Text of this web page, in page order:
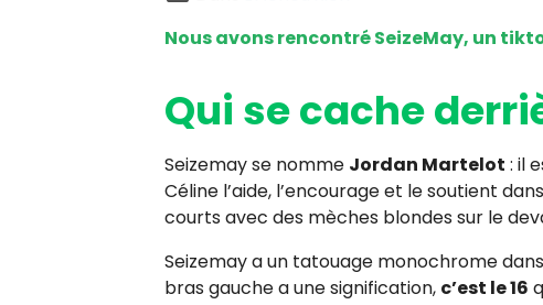
Nous avons rencontré SeizeMay, un
Qui se cache
Seizemay se nomme Jordan Martelot : il
Céline l’aide, l’encourage et le soutient
courts avec des mèches blondes sur le
Seizemay a un tatouage monochrome
bras gauche a une signification, c’est le 16